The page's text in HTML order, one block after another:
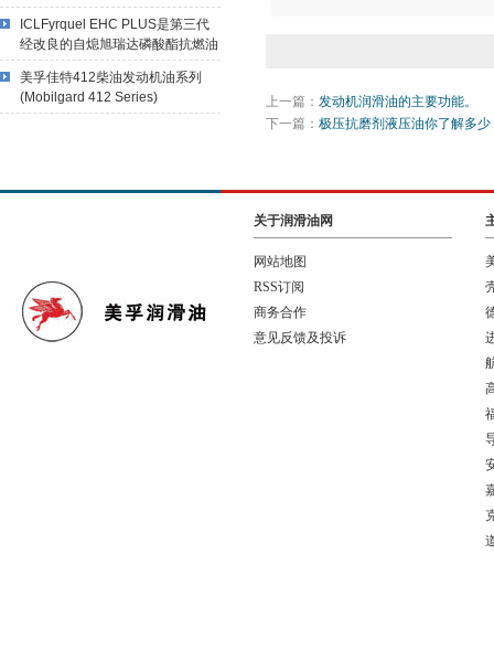
ICLFyrquel EHC PLUS是第三代
经改良的自熄旭瑞达磷酸酯抗燃油
美孚佳特412柴油发动机油系列
(Mobilgard 412 Series)
上一篇： 发动机润滑油的主要功能。
下一篇： 极压抗磨剂液压油你了解多少
关于润滑油网
网站地图
RSS订阅
商务合作
意见反馈及投诉